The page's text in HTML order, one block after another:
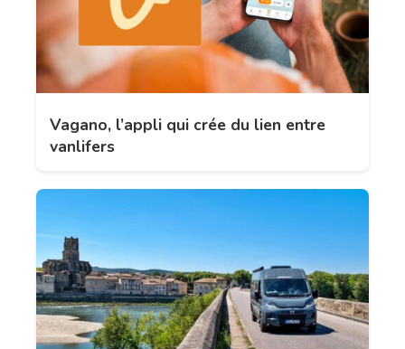
Vagano, l’appli qui crée du lien entre
vanlifers